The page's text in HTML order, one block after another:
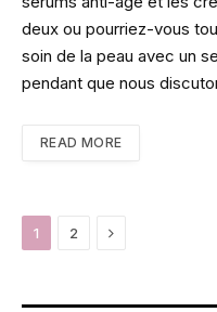
deux ou pourriez-vous
soin de la peau avec un
pendant que nous
READ MORE
1 2 Next